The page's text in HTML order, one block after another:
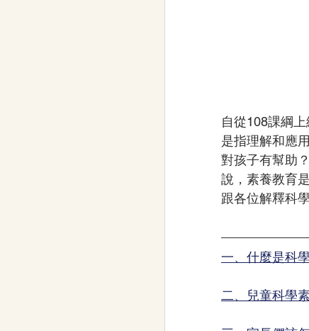
自從108課綱
是指理解和應
對孩子有幫助
說，素養教育
跟各位解釋科
一、什麼是科
二、兒童科學